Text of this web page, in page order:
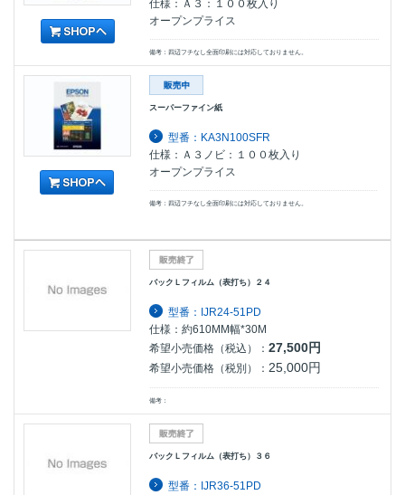
仕様：Ａ３：１００枚入り
オープンプライス
備考：四辺フチなし全面印刷には対応しておりません。
スーパーファイン紙
型番：KA3N100SFR
仕様：Ａ３ノビ：１００枚入り
オープンプライス
備考：四辺フチなし全面印刷には対応しておりません。
バックＬフィルム（表打ち）２４
型番：IJR24-51PD
仕様：約610MM幅*30M
希望小売価格（税込）：27,500円
希望小売価格（税別）： 25,000円
備考：
バックＬフィルム（表打ち）３６
型番：IJR36-51PD